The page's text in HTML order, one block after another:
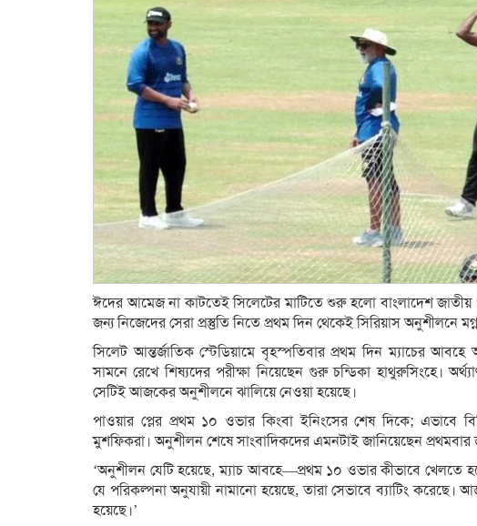
ঈদের আমেজ না কাটতেই সিলেটের মাটিতে শুরু হলো বাংলাদেশ জাতীয়
জন্য নিজেদের সেরা প্রস্তুতি নিতে প্রথম দিন থেকেই সিরিয়াস অনুশীলনে
সিলেট আন্তর্জাতিক স্টেডিয়ামে বৃহস্পতিবার প্রথম দিন ম্যাচের আবহে
সামনে রেখে শিষ্যদের পরীক্ষা নিয়েছেন গুরু চন্ডিকা হাথুরুসিংহে।
সেটিই আজকের অনুশীলনে ঝালিয়ে নেওয়া হয়েছে।
পাওয়ার প্লের প্রথম ১০ ওভার কিংবা ইনিংসের শেষ দিকে; এভাবে
মুশফিকরা। অনুশীলন শেষে সাংবাদিকদের এমনটাই জানিয়েছেন
‘অনুশীলন যেটি হয়েছে, ম্যাচ আবহে—প্রথম ১০ ওভার কীভাবে খেলতে
যে পরিকল্পনা অনুযায়ী নামানো হয়েছে, তারা সেভাবে ব্যাটিং করেছে।
হয়েছে।’